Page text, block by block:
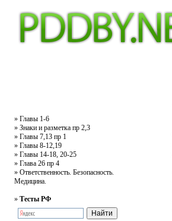
» Главы 1-6
» Знаки и разметка пр 2,3
» Главы 7,13 пр 1
» Главы 8-12,19
» Главы 14-18, 20-25
» Глава 26 пр 4
» Ответственность. Безопасность.
Медицина.
» Тесты РФ